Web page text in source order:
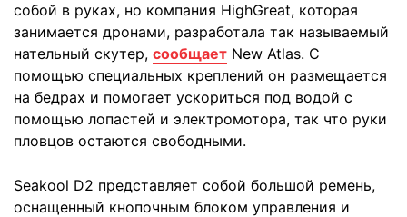
собой в руках, но компания HighGreat, которая
занимается дронами, разработала так называемый
нательный скутер, сообщает New Atlas. С
помощью специальных креплений он размещается
на бедрах и помогает ускориться под водой с
помощью лопастей и электромотора, так что руки
пловцов остаются свободными.
Seakool D2 представляет собой большой ремень,
оснащенный кнопочным блоком управления и